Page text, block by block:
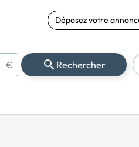
Déposez votre
€ Rechercher